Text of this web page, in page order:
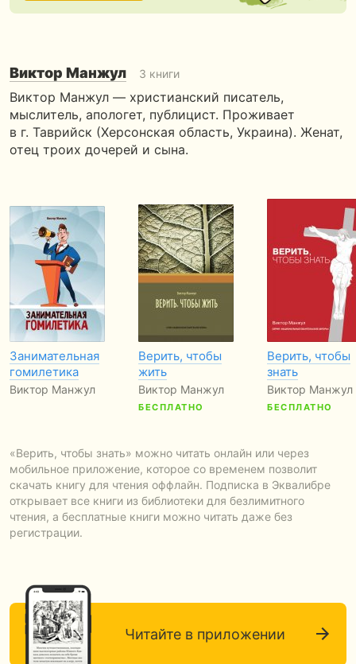
Виктор Манжул 3 книги
Виктор Манжул — христианский писатель,
мыслитель, апологет, публицист. Проживает
в г. Таврийск (Херсонская область, Украина). Женат,
отец троих дочерей и сына.
Занимательная
гомилетика
Виктор Манжул
Верить, чтобы
жить
Виктор Манжул
БЕСПЛАТНО
Верить, чтобы
знать
Виктор Манжул
БЕСПЛАТНО
«Верить, чтобы знать» можно читать онлайн или через
мобильное приложение, которое со временем позволит
скачать книгу для чтения оффлайн. Подписка в Эквалибре
открывает все книги из библиотеки для безлимитного
чтения, а бесплатные книги можно читать даже без
регистрации.
Читайте в приложении